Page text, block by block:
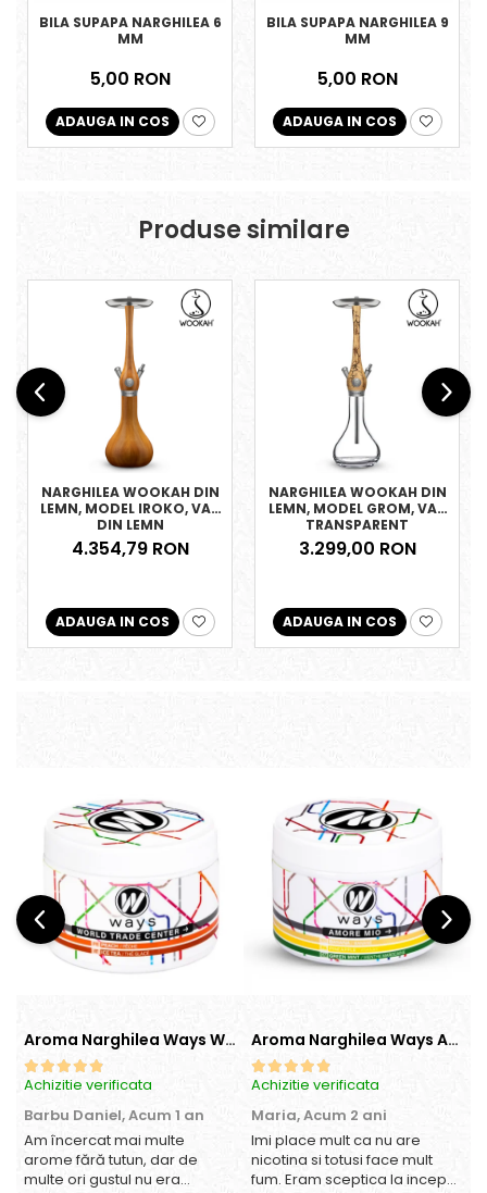
BILA SUPAPA NARGHILEA 6
MM
5,00 RON
ADAUGA IN COS
BILA SUPAPA NARGHILEA 9
MM
5,00 RON
ADAUGA IN COS
Produse similare
NARGHILEA WOOKAH DIN
LEMN, MODEL IROKO, VAS
DIN LEMN
4.354,79 RON
ADAUGA IN COS
NARGHILEA WOOKAH DIN
LEMN, MODEL GROM, VAS
TRANSPARENT
3.299,00 RON
ADAUGA IN COS
Aroma Narghilea Ways World Trade Center - Piersica cu Ice Tea, 200gr
Achizitie verificata
Barbu Daniel,Acum 1 an
Am încercat mai multe
arome fără tutun, dar de
multe ori gustul nu era
Aroma Narghilea Ways Amore - Banana, Ananas si Menta, 200gr
Achizitie verificata
Maria,Acum 2 ani
Imi place mult ca nu are
nicotina si totusi face mult
fum. Eram sceptica la inceput,